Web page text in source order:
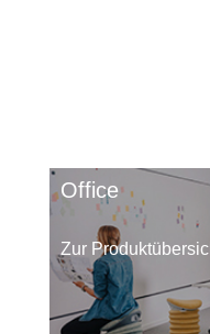
Office
Zur